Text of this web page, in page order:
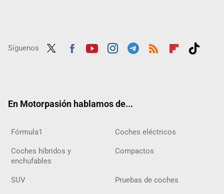
Síguenos
En Motorpasión hablamos de...
Fórmula1 Coches eléctricos
Coches híbridos y
enchufables
Compactos
SUV Pruebas de coches